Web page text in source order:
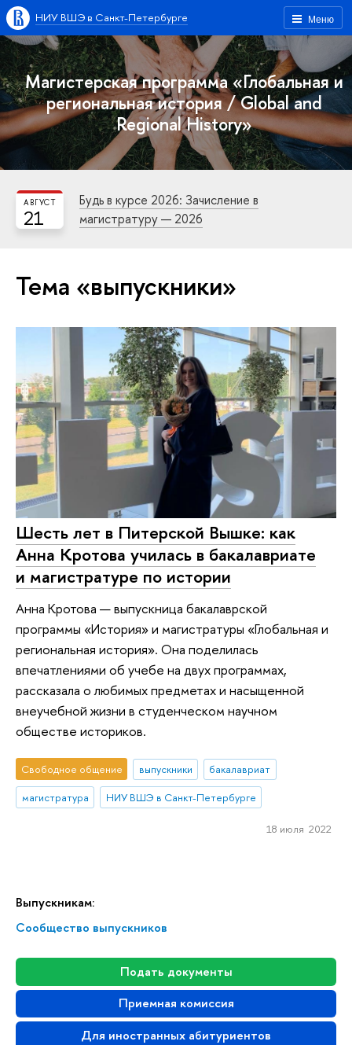
Меню
НИУ ВШЭ в Санкт-Петербурге
Магистерская программа «Глобальная и
региональная история / Global and
Regional History»
21
АВГУСТ
Будь в курсе 2026: Зачисление в
магистратуру — 2026
Выпускникам:
Сообщество выпускников
Подать документы
Приемная комиссия
Для иностранных абитуриентов
Тема «выпускники»
Шесть лет в Питерской Вышке: как
Анна Кротова училась в бакалавриате
и магистратуре по истории
Анна Кротова — выпускница бакалаврской
программы «История» и магистратуры «Глобальная и
региональная история». Она поделилась
впечатлениями об учебе на двух программах,
рассказала о любимых предметах и насыщенной
внеучебной жизни в студенческом научном
обществе историков.
Свободное общение выпускники
бакалавриат
магистратура
НИУ ВШЭ в Санкт-Петербурге
18 июля 2022